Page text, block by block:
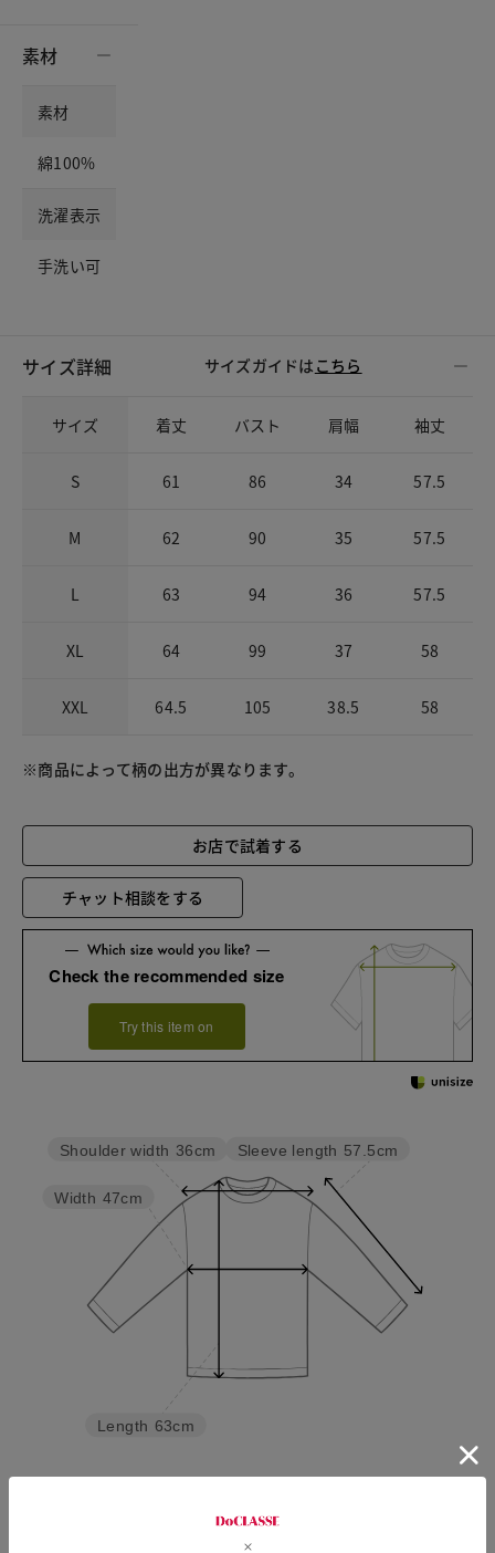
素材
素材
綿100%
洗濯表示
手洗い可
サイズ詳細 サイズガイドは こちら
サイズ 着丈 バスト 肩幅 袖丈
S 61 86 34 57.5
M 62 90 35 57.5
L 63 94 36 57.5
XL 64 99 37 58
XXL 64.5 105 38.5 58
※商品によって柄の出方が異なります。
お店で試着する
チャット相談をする
Check the recommended size
Try this item on
Sleeve length 57.5cm
Length 63cm
Width 47cm
Shoulder width 36cm
L